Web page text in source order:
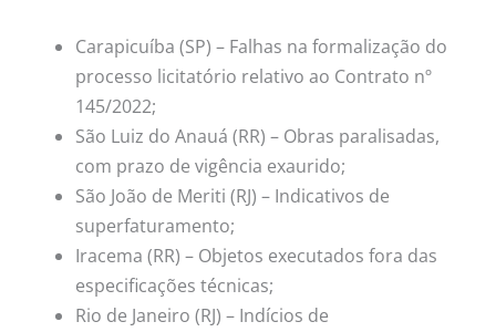
Carapicuíba (SP) – Falhas na formalização do
processo licitatório relativo ao Contrato nº
145/2022;
São Luiz do Anauá (RR) – Obras paralisadas,
com prazo de vigência exaurido;
São João de Meriti (RJ) – Indicativos de
superfaturamento;
Iracema (RR) – Objetos executados fora das
especificações técnicas;
Rio de Janeiro (RJ) – Indícios de